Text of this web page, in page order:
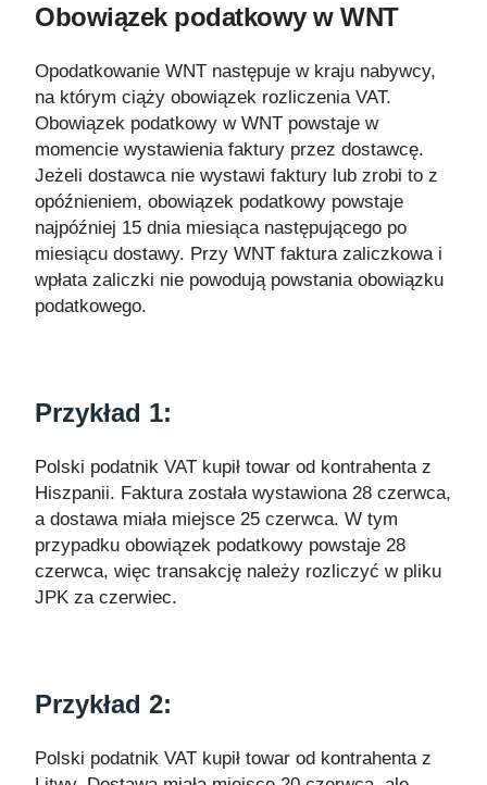
Obowiązek podatkowy w WNT
Opodatkowanie WNT następuje w kraju nabywcy,
na którym ciąży obowiązek rozliczenia VAT.
Obowiązek podatkowy w WNT powstaje w
momencie wystawienia faktury przez dostawcę.
Jeżeli dostawca nie wystawi faktury lub zrobi to z
opóźnieniem, obowiązek podatkowy powstaje
najpóźniej 15 dnia miesiąca następującego po
miesiącu dostawy. Przy WNT faktura zaliczkowa i
wpłata zaliczki nie powodują powstania obowiązku
podatkowego.
Przykład 1:
Polski podatnik VAT kupił towar od kontrahenta z
Hiszpanii. Faktura została wystawiona 28 czerwca,
a dostawa miała miejsce 25 czerwca. W tym
przypadku obowiązek podatkowy powstaje 28
czerwca, więc transakcję należy rozliczyć w pliku
JPK za czerwiec.
Przykład 2:
Polski podatnik VAT kupił towar od kontrahenta z